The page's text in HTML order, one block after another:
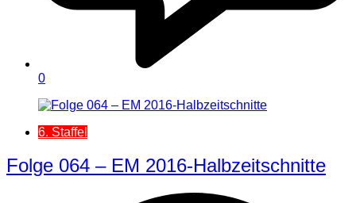
0
6. Staffel
Folge 064 – EM 2016-Halbzeitschnitte